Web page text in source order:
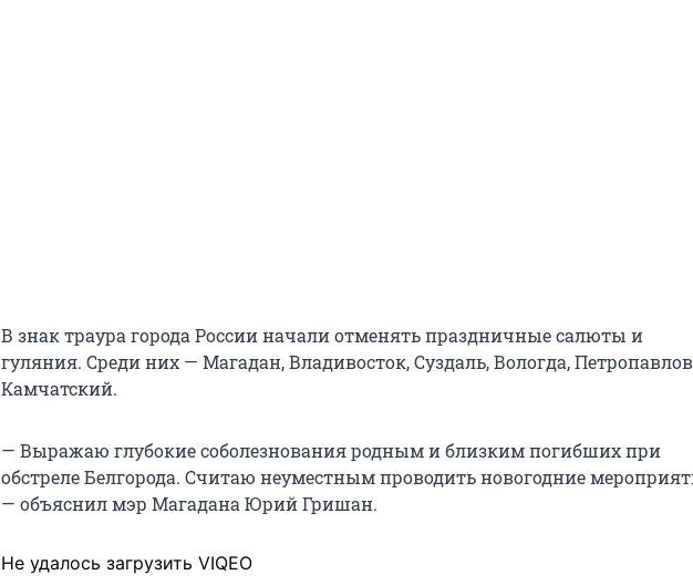
В знак траура города России начали отменять праздничные салюты и
гуляния. Среди них — Магадан, Владивосток, Суздаль, Вологда,
Камчатский.
— Выражаю глубокие соболезнования родным и близким погибших при
обстреле Белгорода. Считаю неуместным проводить новогодние
— объяснил мэр Магадана Юрий Гришан.
Не удалось загрузить VIQEO